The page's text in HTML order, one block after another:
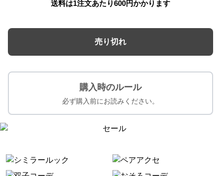
送料は1注文あたり600円かかります
売り切れ
購入時のルール
必ず購入前にお読みください。